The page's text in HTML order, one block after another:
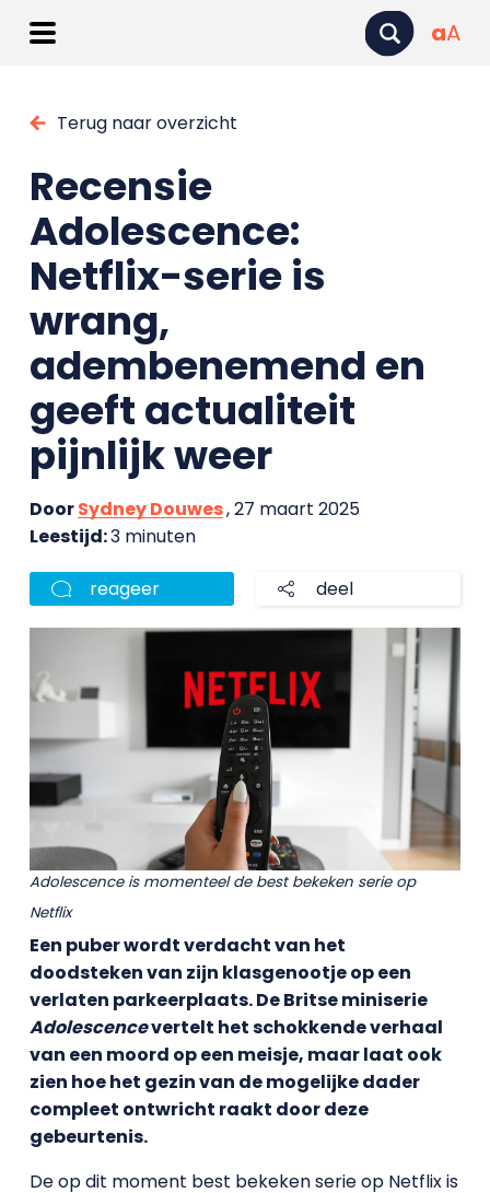
aA
Terug naar overzicht
Recensie
Adolescence:
Netflix-serie is
wrang,
adembenemend en
geeft actualiteit
pijnlijk weer
DoorSydney Douwes, 27 maart 2025
Leestijd:3 minuten
reageer deel
Adolescence is momenteel de best bekeken serie op
Netflix
Een puber wordt verdacht van het
doodsteken van zijn klasgenootje op een
verlaten parkeerplaats. De Britse miniserie
Adolescencevertelt het schokkende verhaal
van een moord op een meisje, maar laat ook
zien hoe het gezin van de mogelijke dader
compleet ontwricht raakt door deze
gebeurtenis.
De op dit moment best bekeken serie op Netflix is